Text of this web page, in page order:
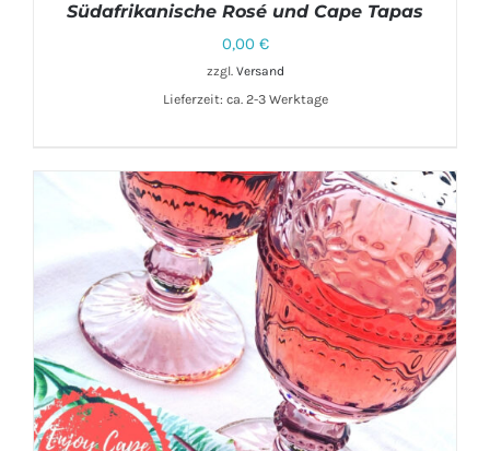
IN DEN WARENKORB / DETAILS
Südafrikanische Rosé und Cape Tapas
0,00 €
zzgl. Versand
Lieferzeit: ca. 2-3 Werktage